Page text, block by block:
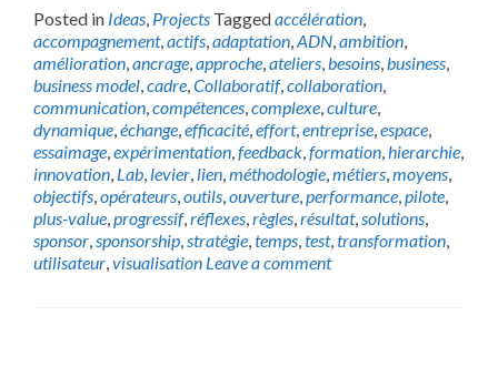
Posted in Ideas, Projects Taggedaccélération,
accompagnement,actifs,adaptation,ADN,ambition,
amélioration,ancrage,approche,ateliers,besoins,business,
business model,cadre,Collaboratif,collaboration,
communication,compétences,complexe,culture,
dynamique,échange,efficacité,effort,entreprise,espace,
essaimage,expérimentation,feedback,formation,hierarchie,
innovation, Lab, levier, lien,méthodologie,métiers,moyens,
objectifs,opérateurs,outils,ouverture,performance,pilote,
plus-value,progressif,réflexes,règles,résultat,solutions,
sponsor,sponsorship,stratégie,temps,test,transformation,
utilisateur,visualisation Leave a comment